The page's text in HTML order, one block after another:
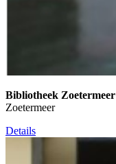
Bibliotheek Zoetermeer
Zoetermeer
Details